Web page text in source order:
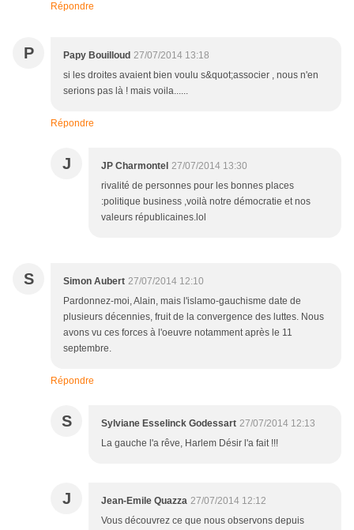
Répondre
P Papy Bouilloud 27/07/2014 13:18
si les droites avaient bien voulu s&quot;associer , nous n'en
serions pas là ! mais voila......
Répondre
J JP Charmontel 27/07/2014 13:30
rivalité de personnes pour les bonnes places
:politique business ,voilà notre démocratie et nos
valeurs républicaines.lol
S Simon Aubert 27/07/2014 12:10
Pardonnez-moi, Alain, mais l'islamo-gauchisme date de
plusieurs décennies, fruit de la convergence des luttes. Nous
avons vu ces forces à l'oeuvre notamment après le 11
septembre.
Répondre
S Sylviane Esselinck Godessart 27/07/2014 12:13
La gauche l'a rêve, Harlem Désir l'a fait !!!
J Jean-Emile Quazza 27/07/2014 12:12
Vous découvrez ce que nous observons depuis